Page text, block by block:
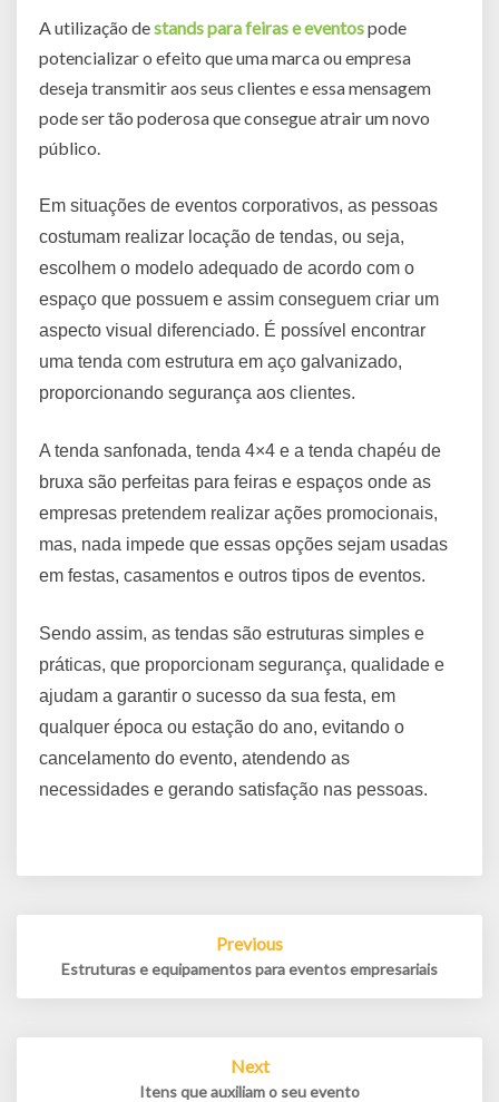
A utilização destands para feiras e eventospode
potencializar o efeito que uma marca ou empresa
deseja transmitir aos seus clientes e essa mensagem
pode ser tão poderosa que consegue atrair um novo
público.
Em situações de eventos corporativos, as pessoas
costumam realizar locação de tendas, ou seja,
escolhem o modelo adequado de acordo com o
espaço que possuem e assim conseguem criar um
aspecto visual diferenciado. É possível encontrar
uma tenda com estrutura em aço galvanizado,
proporcionando segurança aos clientes.
A tenda sanfonada, tenda 4×4 e a tenda chapéu de
bruxa são perfeitas para feiras e espaços onde as
empresas pretendem realizar ações promocionais,
mas, nada impede que essas opções sejam usadas
em festas, casamentos e outros tipos de eventos.
Sendo assim, as tendas são estruturas simples e
práticas, que proporcionam segurança, qualidade e
ajudam a garantir o sucesso da sua festa, em
qualquer época ou estação do ano, evitando o
cancelamento do evento, atendendo as
necessidades e gerando satisfação nas pessoas.
Previous
Estruturas e equipamentos para eventos empresariais
Next
Itens que auxiliam o seu evento